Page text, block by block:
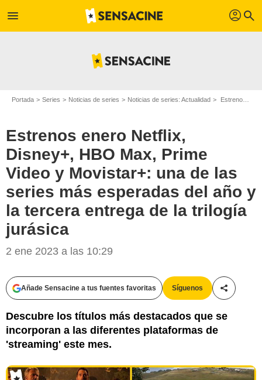
menu profil search
Portada Series Noticias de series Noticias de series: Actualidad Estrenos enero Netflix, Disney+, HBO Max, Prime Video y Movistar+: una de las series más esperadas del año y la tercera entrega de la trilogía jurásica
Estrenos enero Netflix,
Disney+, HBO Max, Prime
Video y Movistar+: una de las
series más esperadas del año y
la tercera entrega de la trilogía
jurásica
2 ene 2023 a las 10:29
Añade Sensacine a tus fuentes favoritas Síguenos
Descubre los títulos más destacados que se
incorporan a las diferentes plataformas de
'streaming' este mes.